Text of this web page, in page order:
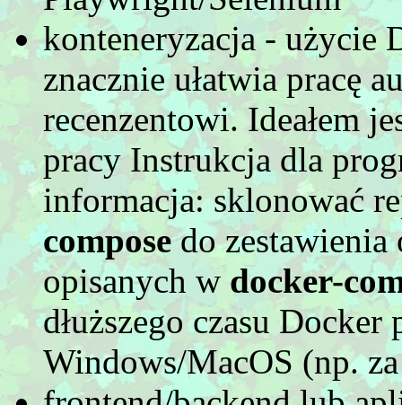
konteneryzacja - użycie
znacznie ułatwia pracę
recenzentowi. Ideałem
pracy Instrukcja dla
informacja: sklonować
composedo zestawienia
opisanych w docker-
dłuższego czasu
Windows/MacOS (np.